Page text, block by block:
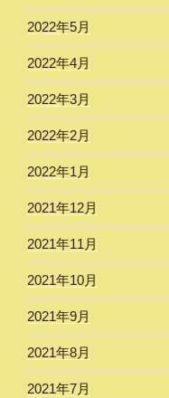
2022年5月
2022年4月
2022年3月
2022年2月
2022年1月
2021年12月
2021年11月
2021年10月
2021年9月
2021年8月
2021年7月